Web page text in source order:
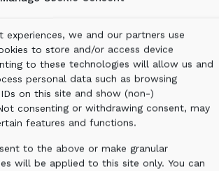
experiences, we and our partners use
to store and/or access device
to these technologies will allow us and
personal data such as browsing
on this site and show (non-)
consenting or withdrawing consent, may
features and functions.
to the above or make granular
will be applied to this site only. You can
société
a pu améliorer
traitement des
NOUS